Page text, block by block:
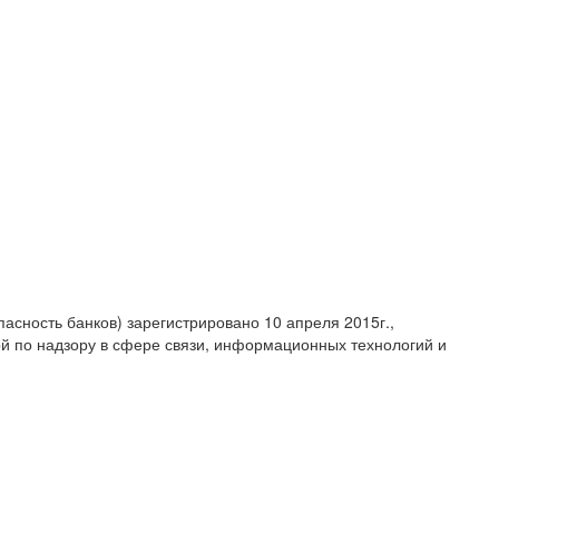
банков) зарегистрировано 10 апреля 2015г.,
по надзору в сфере связи, информационных технологий и